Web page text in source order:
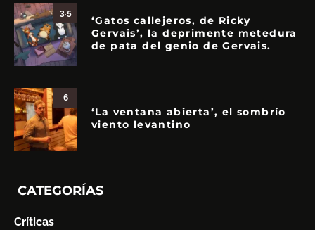
3.5
‘Gatos callejeros, de Ricky
Gervais’, la deprimente metedura
de pata del genio de Gervais.
6
‘La ventana abierta’, el sombrío
viento levantino
CATEGORÍAS
Críticas